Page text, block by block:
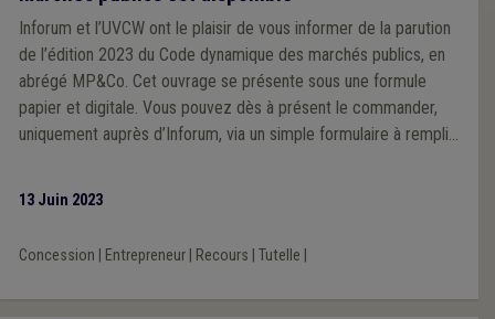
Inforum et l’UVCW ont le plaisir de vous informer de la parution
de l’édition 2023 du Code dynamique des marchés publics, en
abrégé MP&Co. Cet ouvrage se présente sous une formule
papier et digitale. Vous pouvez dès à présent le commander,
uniquement auprès d’Inforum, via un simple formulaire à remplir
13 Juin 2023
Concession Entrepreneur| Recours Tutelle